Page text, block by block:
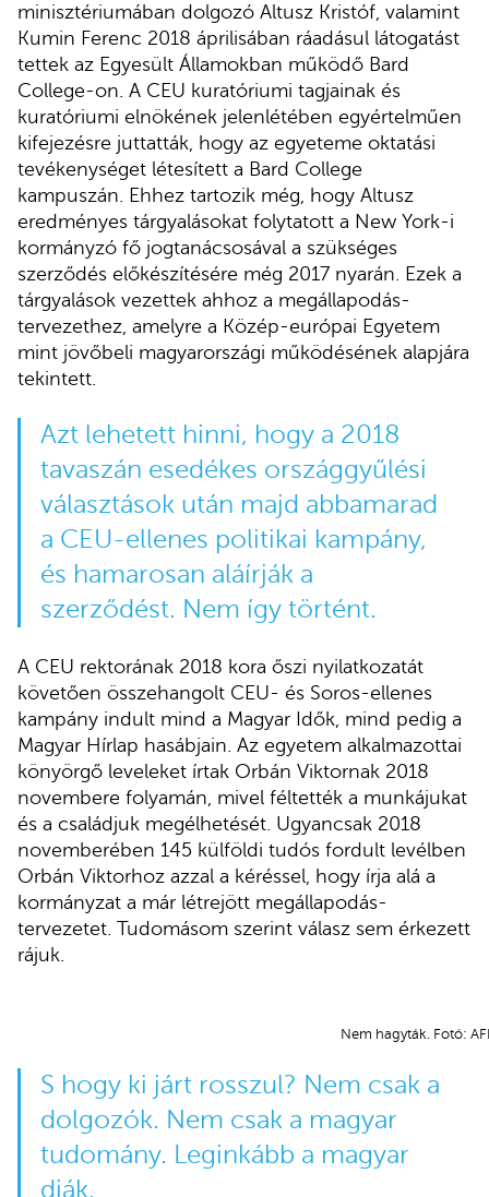
minisztériumában dolgozó Altusz Kristóf, valamint
Kumin Ferenc 2018 áprilisában ráadásul látogatást
tettek az Egyesült Államokban működő Bard
College-on. A CEU kuratóriumi tagjainak és
kuratóriumi elnökének jelenlétében egyértelműen
kifejezésre juttatták, hogy az egyeteme oktatási
tevékenységet létesített a Bard College
kampuszán. Ehhez tartozik még, hogy Altusz
eredményes tárgyalásokat folytatott a New York-i
kormányzó fő jogtanácsosával a szükséges
szerződés előkészítésére még 2017 nyarán. Ezek a
tárgyalások vezettek ahhoz a megállapodás-
tervezethez, amelyre a Közép-európai Egyetem
mint jövőbeli magyarországi működésének alapjára
tekintett.
Azt lehetett hinni, hogy a 2018
tavaszán esedékes országgyűlési
választások után majd abbamarad
a CEU-ellenes politikai kampány,
és hamarosan aláírják a
szerződést. Nem így történt.
A CEU rektorának 2018 kora őszi nyilatkozatát
követően összehangolt CEU- és Soros-ellenes
kampány indult mind a Magyar Idők, mind pedig a
Magyar Hírlap hasábjain. Az egyetem alkalmazottai
könyörgő leveleket írtak Orbán Viktornak 2018
novembere folyamán, mivel féltették a munkájukat
és a családjuk megélhetését. Ugyancsak 2018
novemberében 145 külföldi tudós fordult levélben
Orbán Viktorhoz azzal a kéréssel, hogy írja alá a
kormányzat a már létrejött megállapodás-
tervezetet. Tudomásom szerint válasz sem érkezett
rájuk.
Nem hagyták. Fotó:
S hogy ki járt rosszul? Nem csak a
dolgozók. Nem csak a magyar
tudomány. Leginkább a magyar
diák.